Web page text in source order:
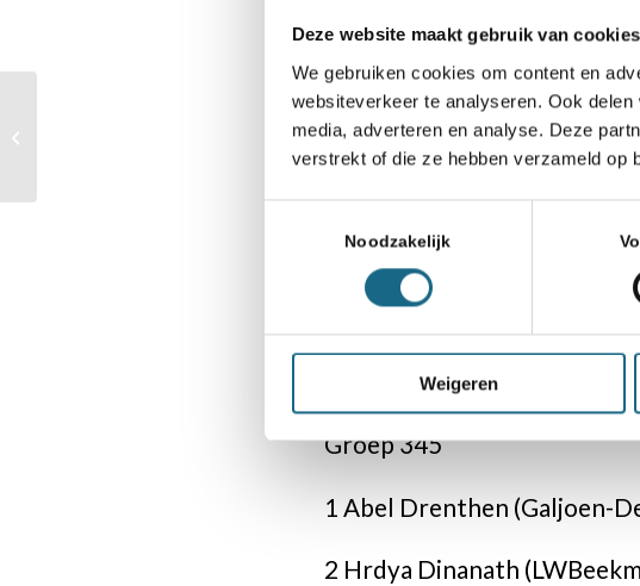
Deze website maakt gebruik van cookies
We gebruiken cookies om content en
websiteverkeer te analyseren. Ook
media, adverteren en analyse. Deze
verstrekt of die ze hebben verzameld op
Noodzakelijk
Weigeren
6 Morgenster-Sleeuwijk
7 Pas-Doetinchem
8 Pijlstaart-Utrecht
9 Scharn-Maastricht
Daarnaast hebben de
Groep 345
1 Abel Drenthen (Galjoen-
2 Hrdya Dinanath